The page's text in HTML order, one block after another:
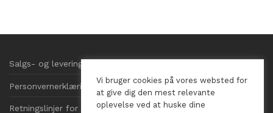
Salgs- og leveringsbetingelser
Personvernerklæring
Retningslinjer for informasjonskapsler
Vi bruger cookies på vores websted for
at give dig den mest relevante
oplevelse ved at huske dine